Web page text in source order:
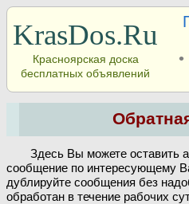
KrasDos.Ru
Красноярская доска
бесплатных объявлений
•
Здесь Вы можете оставить
сообщение по интересующему
дублируйте сообщения без
обработан в течение рабочих